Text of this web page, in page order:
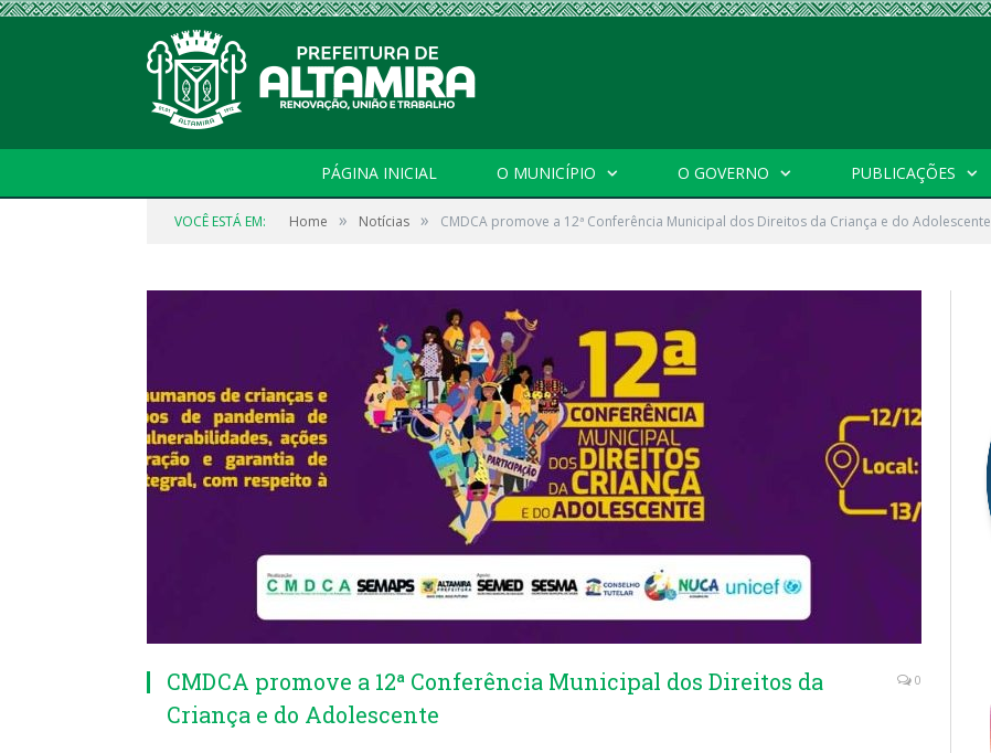
PÁGINA INICIAL O MUNICÍPIO O GOVERNO PUBLICAÇÕES
VOCÊ ESTÁ EM: Home » Notícias » CMDCA promove a 12ª Conferência Municipal dos Direitos da Criança e do Adolescente
CMDCA promove a 12ª Conferência Municipal dos Direitos da
Criança e do Adolescente
0